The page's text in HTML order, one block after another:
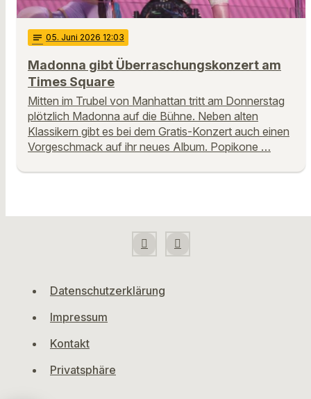
notes 05. Juni 2026 12:03
Madonna gibt Überraschungskonzert am
Times Square
Mitten im Trubel von Manhattan tritt am Donnerstag
plötzlich Madonna auf die Bühne. Neben alten
Klassikern gibt es bei dem Gratis-Konzert auch einen
Vorgeschmack auf ihr neues Album. Popikone …
Datenschutzerklärung
Impressum
Kontakt
Privatsphäre